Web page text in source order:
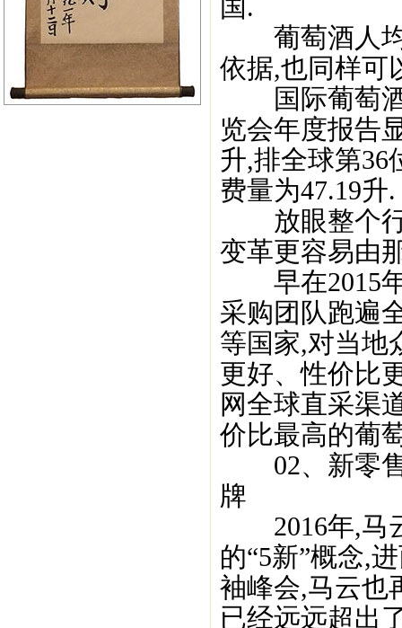
国.
葡萄酒人均
依据,也同样可
国际葡萄酒
览会年度报告
升,排全球第36
费量为47.19升.
放眼整个行
变革更容易由
早在2015年,
采购团队跑遍
等国家,对当地
更好、性价比
网全球直采渠
价比最高的葡
02、新零售
牌
2016年,马云
的“5新”概念,
袖峰会,马云也
已经远远超出